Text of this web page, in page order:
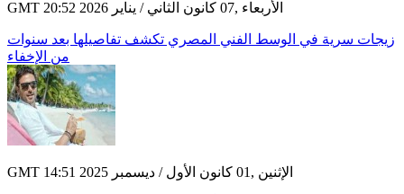
GMT 20:52 2026 الأربعاء ,07 كانون الثاني / يناير
زيجات سرية في الوسط الفني المصري تكشف تفاصيلها بعد سنوات
من الإخفاء
GMT 14:51 2025 الإثنين ,01 كانون الأول / ديسمبر